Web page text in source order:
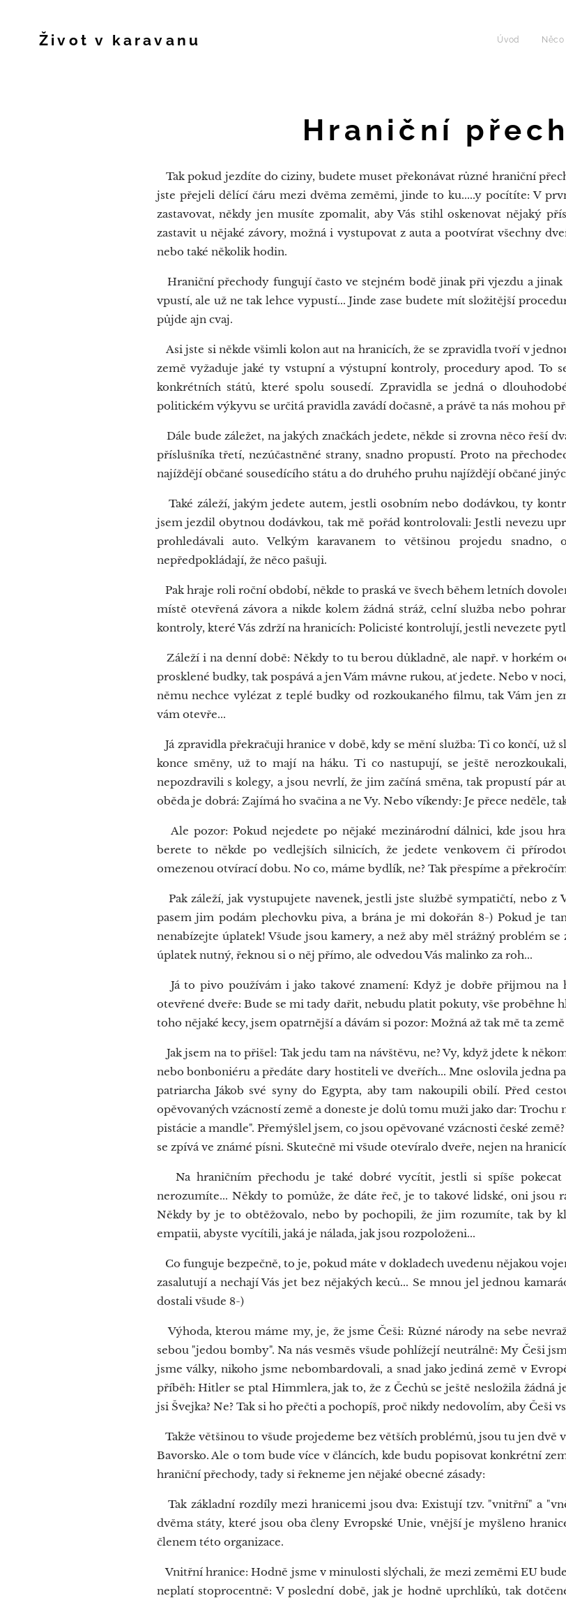
Život v karavanu Úvod
Hraniční
Tak pokud jezdíte do ciziny, budete muset překonávat různé hraniční
jste přejeli dělící čáru mezi dvěma zeměmi, jinde to ku.....y pocítíte: V
zastavovat, někdy jen musíte zpomalit, aby Vás stihl oskenovat nějaký
zastavit u nějaké závory, možná i vystupovat z auta a pootvírat všechny
nebo také několik hodin.
Hraniční přechody fungují často ve stejném bodě jinak při vjezdu a jinak
vpustí, ale už ne tak lehce vypustí... Jinde zase budete mít složitější
půjde ajn cvaj.
Asi jste si někde všimli kolon aut na hranicích, že se zpravidla tvoří v
země vyžaduje jaké ty vstupní a výstupní kontroly, procedury apod. To
konkrétních států, které spolu sousedí. Zpravidla se jedná o
politickém výkyvu se určitá pravidla zavádí dočasně, a právě ta nás mohou
Dále bude záležet, na jakých značkách jedete, někde si zrovna něco řeší
příslušníka třetí, nezúčastněné strany, snadno propustí. Proto na
najíždějí občané sousedícího státu a do druhého pruhu najíždějí občané
Také záleží, jakým jedete autem, jestli osobním nebo dodávkou, ty
jsem jezdil obytnou dodávkou, tak mě pořád kontrolovali: Jestli nevezu
prohledávali auto. Velkým karavanem to většinou projedu
nepředpokládají, že něco pašuji.
Pak hraje roli roční období, někde to praská ve švech během letních
místě otevřená závora a nikde kolem žádná stráž, celní služba nebo
kontroly, které Vás zdrží na hranicích: Policisté kontrolují, jestli nevezete
Záleží i na denní době: Někdy to tu berou důkladně, ale např. v horkém
prosklené budky, tak pospává a jen Vám mávne rukou, ať jedete. Nebo v
němu nechce vylézat z teplé budky od rozkoukaného filmu, tak Vám jen
vám otevře...
Já zpravidla překračuji hranice v době, kdy se mění služba: Ti co končí,
konce směny, už to mají na háku. Ti co nastupují, se ještě
nepozdravili s kolegy, a jsou nevrlí, že jim začíná směna, tak propustí pár
oběda je dobrá: Zajímá ho svačina a ne Vy. Nebo víkendy: Je přece neděle,
Ale pozor: Pokud nejedete po nějaké mezinárodní dálnici, kde jsou
berete to někde po vedlejších silnicích, že jedete venkovem či
omezenou otvírací dobu. No co, máme bydlík, ne? Tak přespíme a
Pak záleží, jak vystupujete navenek, jestli jste službě sympatičtí, nebo z
pasem jim podám plechovku piva, a brána je mi dokořán 8-) Pokud je
nenabízejte úplatek! Všude jsou kamery, a než aby měl strážný problém
úplatek nutný, řeknou si o něj přímo, ale odvedou Vás malinko za roh...
Já to pivo používám i jako takové znamení: Když je dobře přijmou na
otevřené dveře: Bude se mi tady dařit, nebudu platit pokuty, vše proběhne
toho nějaké kecy, jsem opatrnější a dávám si pozor: Možná až tak mě ta
Jak jsem na to přišel: Tak jedu tam na návštěvu, ne? Vy, když jdete k
nebo bonboniéru a předáte dary hostiteli ve dveřích... Mne oslovila jedna
patriarcha Jákob své syny do Egypta, aby tam nakoupili obilí. Před
opěvovaných vzácností země a doneste je dolů tomu muži jako dar: Trochu
pistácie a mandle". Přemýšlel jsem, co jsou opěvované vzácnosti české
se zpívá ve známé písni. Skutečně mi všude otevíralo dveře, nejen na
Na hraničním přechodu je také dobré vycítit, jestli si spíše pokecat
nerozumíte... Někdy to pomůže, že dáte řeč, je to takové lidské, oni jsou
Někdy by je to obtěžovalo, nebo by pochopili, že jim rozumíte, tak by
empatii, abyste vycítili, jaká je nálada, jak jsou rozpoloženi...
Co funguje bezpečně, to je, pokud máte v dokladech uvedenu nějakou
zasalutují a nechají Vás jet bez nějakých keců... Se mnou jel jednou
dostali všude 8-)
Výhoda, kterou máme my, je, že jsme Češi: Různé národy na sebe
sebou "jedou bomby". Na nás vesměs všude pohlížejí neutrálně: My Češi
jsme války, nikoho jsme nebombardovali, a snad jako jediná země v
příběh: Hitler se ptal Himmlera, jak to, že z Čechů se ještě nesložila žádná
jsi Švejka? Ne? Tak si ho přečti a pochopíš, proč nikdy nedovolím, aby Češi
Takže většinou to všude projedeme bez větších problémů, jsou tu jen dvě
Bavorsko. Ale o tom bude více v článcích, kde budu popisovat konkrétní
hraniční přechody, tady si řekneme jen nějaké obecné zásady:
Tak základní rozdíly mezi hranicemi jsou dva: Existují tzv. "vnitřní" a
dvěma státy, které jsou oba členy Evropské Unie, vnější je myšleno
členem této organizace.
Vnitřní hranice: Hodně jsme v minulosti slýchali, že mezi zeměmi EU
neplatí stoprocentně: V poslední době, jak je hodně uprchlíků, tak